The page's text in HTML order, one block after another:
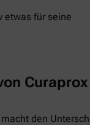
etwas für seine
Curaprox
den